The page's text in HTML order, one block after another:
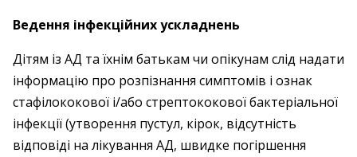
Ведення інфекційних ускладнень
Дітям із АД та їхнім батькам чи опікунам слід надати
інформацію про розпізнання симптомів і ознак
стафілококової і/або стрептококової бактеріальної
інфекції (утворення пустул, кірок, відсутність
відповіді на лікування АД, швидке погіршення